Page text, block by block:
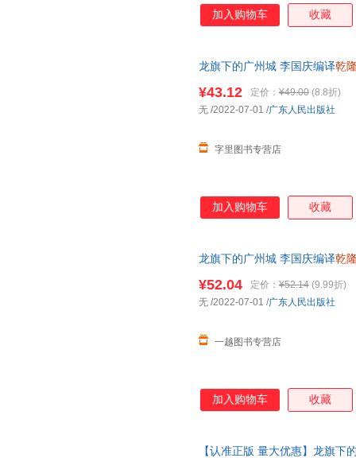
加入购物车 收藏
龙旗下的广州城 李国庆编译乾
¥43.12 定价： ¥49.00 (8.8折)
字里图书专营店
无 /2022-07-01 /广东人民出版社
加入购物车 收藏
龙旗下的广州城 李国庆编译乾
¥52.04 定价： ¥52.14 (9.99折)
一越图书专营店
无 /2022-07-01 /广东人民出版社
加入购物车 收藏
【认准正版 量大优惠】龙旗下